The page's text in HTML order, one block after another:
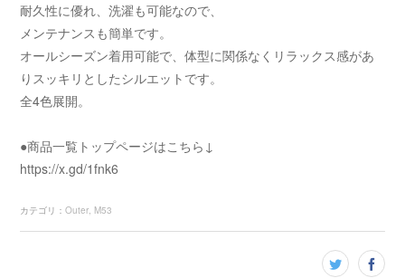
耐久性に優れ、洗濯も可能なので、
メンテナンスも簡単です。
オールシーズン着用可能で、体型に関係なくリラックス感があ
りスッキリとしたシルエットです。
全4色展開。
●商品一覧トップページはこちら↓
https://x.gd/1fnk6
カテゴリ ：Outer M53